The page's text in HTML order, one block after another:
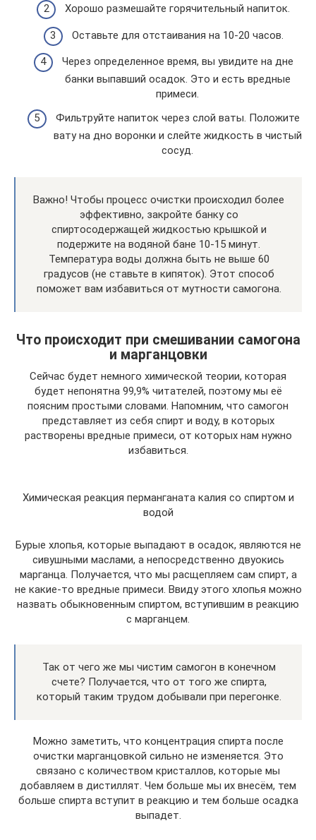
Хорошо размешайте горячительный напиток.
Оставьте для отстаивания на 10-20 часов.
Через определенное время, вы увидите на дне
банки выпавший осадок. Это и есть вредные
примеси.
Фильтруйте напиток через слой ваты. Положите
вату на дно воронки и слейте жидкость в чистый
сосуд.
Важно! Чтобы процесс очистки происходил более
эффективно, закройте банку со
спиртосодержащей жидкостью крышкой и
подержите на водяной бане 10-15 минут.
Температура воды должна быть не выше 60
градусов (не ставьте в кипяток). Этот способ
поможет вам избавиться от мутности самогона.
Что происходит при смешивании самогона
и марганцовки
Сейчас будет немного химической теории, которая
будет непонятна 99,9% читателей, поэтому мы её
поясним простыми словами. Напомним, что самогон
представляет из себя спирт и воду, в которых
растворены вредные примеси, от которых нам нужно
избавиться.
Химическая реакция перманганата калия со спиртом и
водой
Бурые хлопья, которые выпадают в осадок, являются не
сивушными маслами, а непосредственно двуокись
марганца. Получается, что мы расщепляем сам спирт, а
не какие-то вредные примеси. Ввиду этого хлопья можно
назвать обыкновенным спиртом, вступившим в реакцию
с марганцем.
Так от чего же мы чистим самогон в конечном
счете? Получается, что от того же спирта,
который таким трудом добывали при перегонке.
Можно заметить, что концентрация спирта после
очистки марганцовкой сильно не изменяется. Это
связано с количеством кристаллов, которые мы
добавляем в дистиллят. Чем больше мы их внесём, тем
больше спирта вступит в реакцию и тем больше осадка
выпадет.